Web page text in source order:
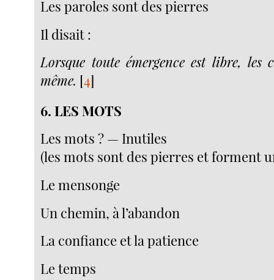
Les paroles sont des pierres
Il disait :
Lorsque toute émergence est libre, les
même. [4]
6. LES MOTS
Les mots ? — Inutiles
(les mots sont des pierres et forment
Le mensonge
Un chemin, à l’abandon
La confiance et la patience
Le temps